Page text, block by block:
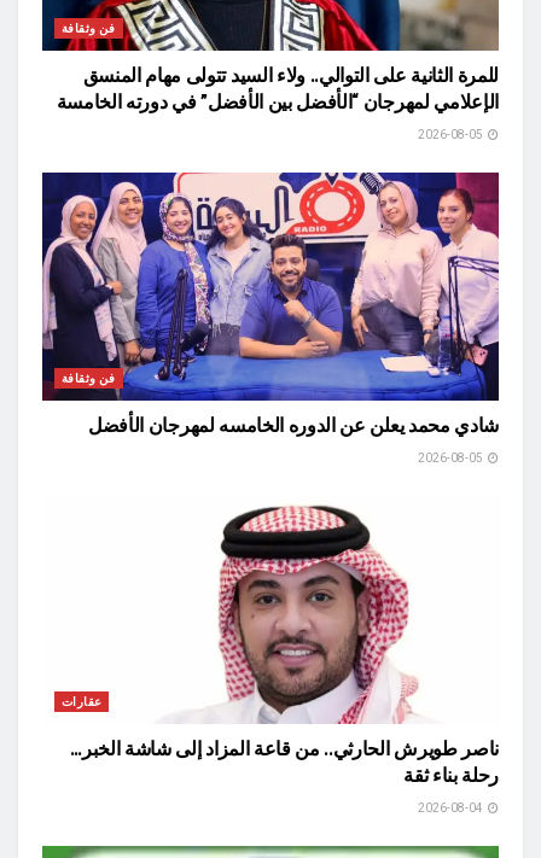
فن وثقافة
للمرة الثانية على التوالي.. ولاء السيد تتولى مهام المنسق
الإعلامي لمهرجان “الأفضل بين الأفضل” في دورته الخامسة
فن وثقافة
شادي محمد يعلن عن الدوره الخامسه لمهرجان الأفضل
عقارات
ناصر طويرش الحارثي.. من قاعة المزاد إلى شاشة الخبر…
رحلة بناء ثقة